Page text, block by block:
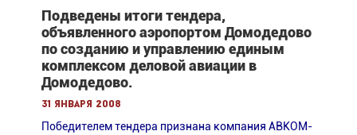
Подведены итоги тендера,
объявленного аэропортом Домодедово
по созданию и управлению единым
комплексом деловой авиации в
Домодедово.
31 января 2008
Победителем тендера признана компания АВКОМ-